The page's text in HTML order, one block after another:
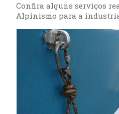
Confira alguns serviços
Alpinismo para a